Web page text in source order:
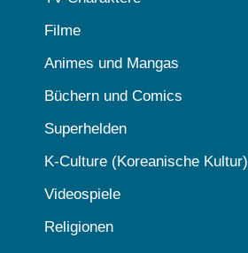
Filme
Animes und Mangas
Büchern und Comics
Superhelden
K-Culture (Koreanische Kultur)
Videospiele
Religionen